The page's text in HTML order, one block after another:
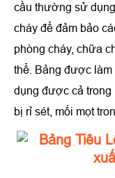
cầu thường sử
cháy để đảm bảo
phòng cháy, chữa
thể. Bảng được
dụng được cả trong
bị rỉ sét, mối mọt